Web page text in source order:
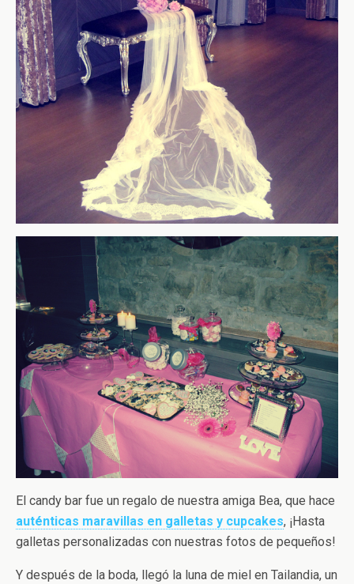
El candy bar fue un regalo de nuestra amiga Bea, que hace
auténticas maravillas en galletas y cupcakes, ¡Hasta
galletas personalizadas con nuestras fotos de pequeños!
Y después de la boda, llegó la luna de miel en Tailandia, un